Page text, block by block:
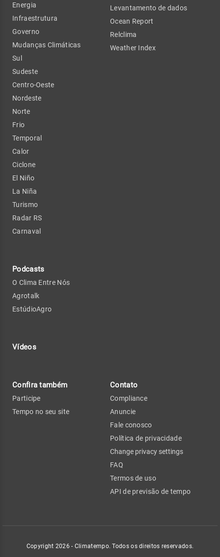
Energia
Infraestrutura
Governo
Mudanças Climáticas
Sul
Sudeste
Centro-Oeste
Nordeste
Norte
Frio
Temporal
Calor
Ciclone
El Niño
La Niña
Turismo
Radar RS
Carnaval
Podcasts
O Clima Entre Nós
Agrotalk
EstúdioAgro
Vídeos
Levantamento de dados
Ocean Report
Relclima
Weather Index
Confira também
Participe
Tempo no seu site
Contato
Compliance
Anuncie
Fale conosco
Política de privacidade
Change privacy settings
FAQ
Termos de uso
API de previsão de tempo
Copyright 2026 - Climatempo. Todos os direitos reservados.